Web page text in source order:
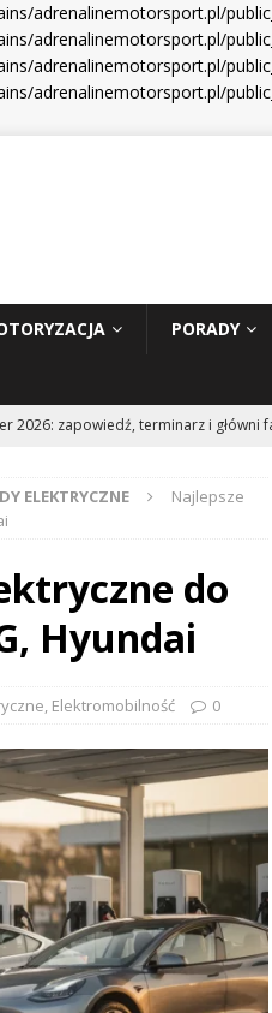
adrenalinemotorsport.pl/
adrenalinemotorsport.pl/
adrenalinemotorsport.pl/
adrenalinemotorsport.pl/
PORADY
2026: zapowiedź, terminarz i główni
2: Tom Cruise wraca za
dużą aktualizację na GP
IndyCar w Nashville i ucieka w
– osiągi, wersje silnikowe i
ELEKTRYCZNE
Najlepsze
do
Hyundai
, Elektromobilność 0